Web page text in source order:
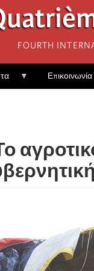
Fourth
Επικοινωνία